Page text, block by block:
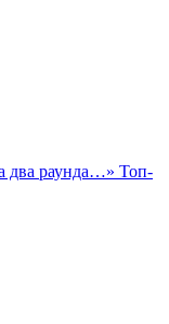
два раунда…» Топ-